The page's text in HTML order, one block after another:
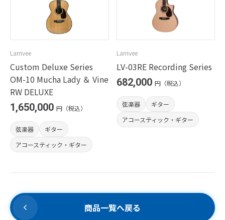
Larrivee
Custom Deluxe Series
OM-10 Mucha Lady ＆ Vine
RW DELUXE
1,650,000 円（税込）
弦楽器
ギター
アコースティック・ギター
Larrivee
LV-03RE Recording Series
682,000 円（税込）
弦楽器
ギター
アコースティック・ギター
商品一覧へ戻る